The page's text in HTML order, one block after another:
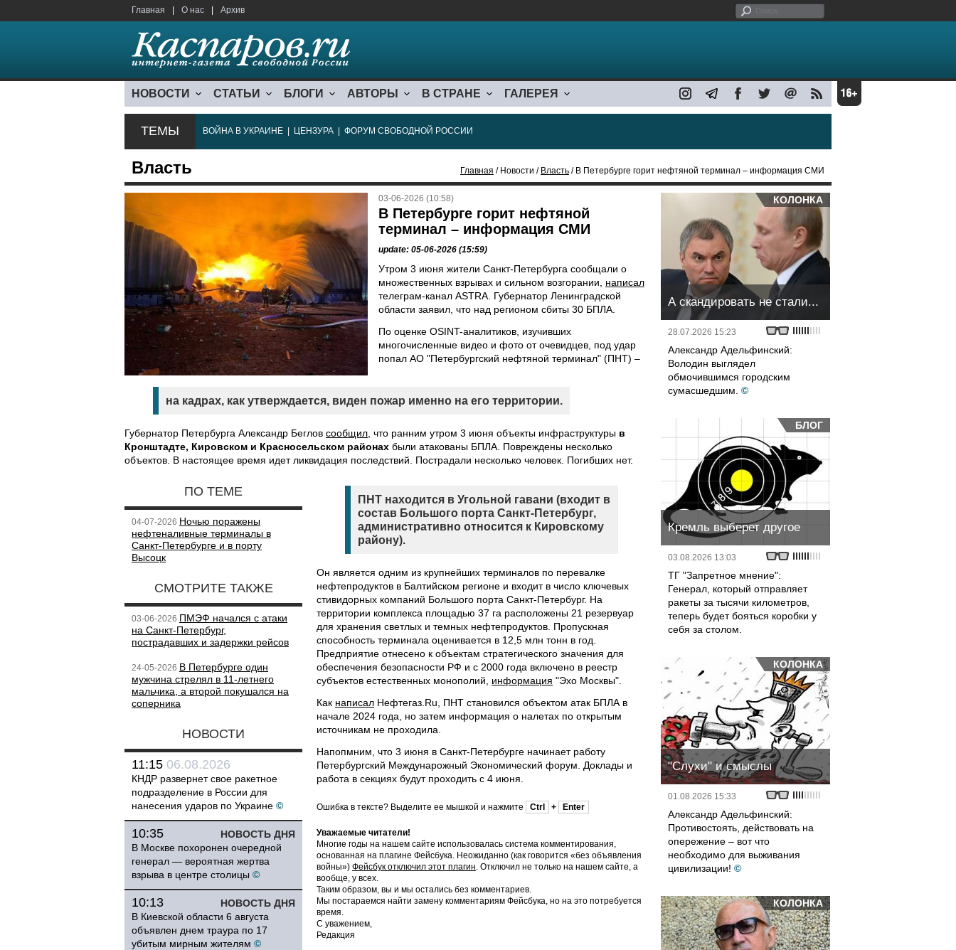
Главная О нас Архив
НОВОСТИ СТАТЬИ БЛОГИ АВТОРЫ В СТРАНЕ ГАЛЕРЕЯ
ТЕМЫ ВОЙНА В УКРАИНЕ ЦЕНЗУРА ФОРУМ СВОБОДНОЙ РОССИИ
Власть Главная / Новости / Власть / В Петербурге горит нефтяной терминал – информация СМИ
03-06-2026 (10:58)
В Петербурге горит нефтяной
терминал – информация СМИ
update: 05-06-2026 (15:59)
Утром 3 июня жители Санкт-Петербурга сообщали о
множественных взрывах и сильном возгорании, написал
телеграм-канал ASTRA. Губернатор Ленинградской
области заявил, что над регионом сбиты 30 БПЛА.
По оценке OSINT-аналитиков, изучивших
многочисленные видео и фото от очевидцев, под удар
попал АО "Петербургский нефтяной терминал" (ПНТ) –
на кадрах, как утверждается, виден пожар именно на его территории.
Губернатор Петербурга Александр Беглов сообщил , что ранним утром 3 июня объекты инфраструктуры в
Кронштадте, Кировском и Красносельском районах были атакованы БПЛА. Повреждены несколько
объектов. В настоящее время идет ликвидация последствий. Пострадали несколько человек. Погибших нет.
ПО ТЕМЕ
04-07-2026 Ночью поражены
нефтеналивные терминалы в
Санкт-Петербурге и в порту
Высоцк
СМОТРИТЕ ТАКЖЕ
03-06-2026 ПМЭФ начался с атаки
на Санкт-Петербург,
пострадавших и задержки рейсов
24-05-2026 В Петербурге один
мужчина стрелял в 11-летнего
мальчика, а второй покушался на
соперника
НОВОСТИ
11:15 06.08.2026
КНДР развернет свое ракетное
подразделение в России для
нанесения ударов по Украине ©
НОВОСТЬ ДНЯ
10:35
В Москве похоронен очередной
генерал — вероятная жертва
взрыва в центре столицы ©
НОВОСТЬ ДНЯ
10:13
В Киевской области 6 августа
объявлен днем траура по 17
убитым мирным жителям ©
ПНТ находится в Угольной гавани (входит в
состав Большого порта Санкт-Петербург,
административно относится к Кировскому
району).
Он является одним из крупнейших терминалов по перевалке
нефтепродуктов в Балтийском регионе и входит в число ключевых
стивидорных компаний Большого порта Санкт-Петербург. На
территории комплекса площадью 37 га расположены 21 резервуар
для хранения светлых и темных нефтепродуктов. Пропускная
способность терминала оценивается в 12,5 млн тонн в год.
Предприятие отнесено к объектам стратегического значения для
обеспечения безопасности РФ и с 2000 года включено в реестр
субъектов естественных монополий, информация "Эхо Москвы".
Как написал Нефтегаз.Ru, ПНТ становился объектом атак БПЛА в
начале 2024 года, но затем информация о налетах по открытым
источникам не проходила.
Напопмним, что 3 июня в Санкт-Петербурге начинает работу
Петербургский Междунарожный Экономический форум. Доклады и
работа в секциях будут проходить с 4 июня.
Ошибка в тексте? Выделите ее мышкой и нажмите Ctrl + Enter
Уважаемые читатели!
Многие годы на нашем сайте использовалась система комментирования,
основанная на плагине Фейсбука. Неожиданно (как говорится «без объявления
войны») Фейсбук отключил этот плагин. Отключил не только на нашем сайте, а
вообще, у всех.
Таким образом, вы и мы остались без комментариев.
Мы постараемся найти замену комментариям Фейсбука, но на это потребуется
время.
С уважением,
Редакция
КОЛОНКА
А скандировать не стали...
28.07.2026 15:23
Александр Адельфинский:
Володин выглядел
обмочившимся городским
сумасшедшим. ©
БЛОГ
Кремль выберет другое
03.08.2026 13:03
ТГ "Запретное мнение":
Генерал, который отправляет
ракеты за тысячи километров,
теперь будет бояться коробки у
себя за столом.
КОЛОНКА
"Слухи" и смыслы
01.08.2026 15:33
Александр Адельфинский:
Противостоять, действовать на
опережение – вот что
необходимо для выживания
цивилизации! ©
КОЛОНКА